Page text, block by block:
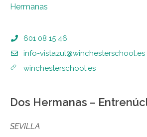
Hermanas
601 08 15 46
info-vistazul@winchesterschool.es
winchesterschool.es
Dos Hermanas –
SEVILLA